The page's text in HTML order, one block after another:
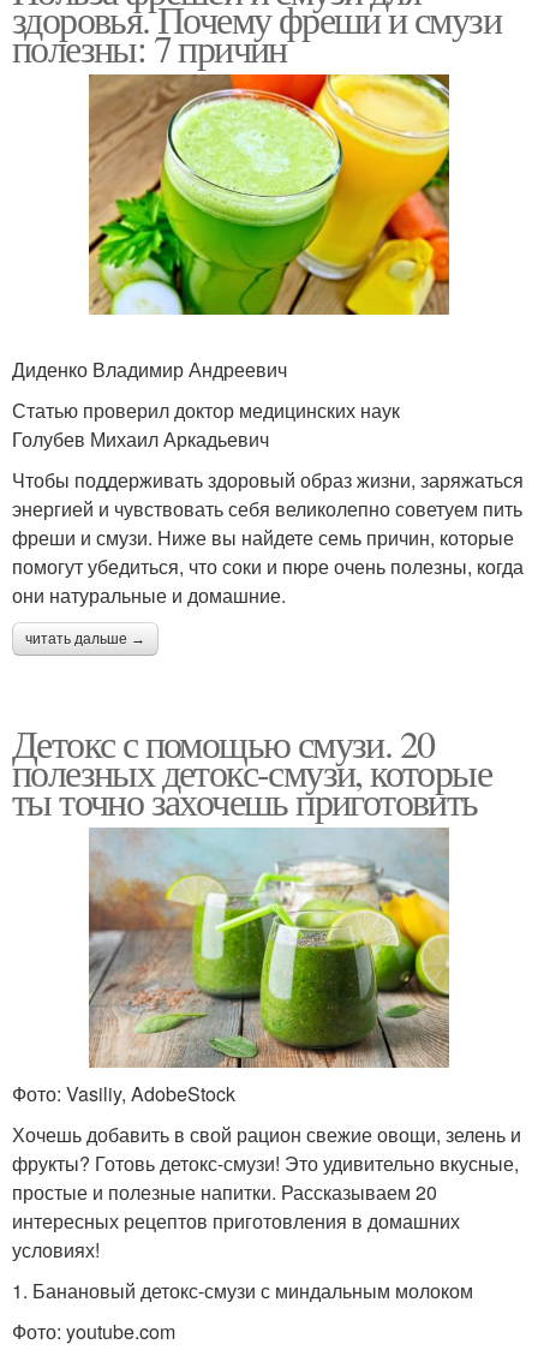
здоровья. Почему фреши и смузи
полезны: 7 причин
Диденко Владимир Андреевич
Статью проверил доктор медицинских наук
Голубев Михаил Аркадьевич
Чтобы поддерживать здоровый образ жизни, заряжаться
энергией и чувствовать себя великолепно советуем пить
фреши и смузи. Ниже вы найдете семь причин, которые
помогут убедиться, что соки и пюре очень полезны, когда
они натуральные и домашние.
читать дальше →
Детокс с помощью смузи. 20
полезных детокс-смузи, которые
ты точно захочешь приготовить
Фото: Vasiliy, AdobeStock
Хочешь добавить в свой рацион свежие овощи, зелень и
фрукты? Готовь детокс-смузи! Это удивительно вкусные,
простые и полезные напитки. Рассказываем 20
интересных рецептов приготовления в домашних
условиях!
1. Банановый детокс-смузи с миндальным молоком
Фото: youtube.com